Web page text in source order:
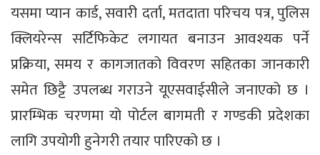
यसमा प्यान कार्ड, सवारी दर्ता, मतदाता परिचय पत्र, पुलिस
क्लियरेन्स सर्टिफिकेट लगायत बनाउन आवश्यक पर्ने
प्रक्रिया, समय र कागजातको विवरण सहितका जानकारी
समेत छिट्टै उपलब्ध गराउने यूएसवाईसीले जनाएको छ ।
प्रारम्भिक चरणमा यो पोर्टल बागमती र गण्डकी प्रदेशका
लागि उपयोगी हुनेगरी तयार पारिएको छ ।